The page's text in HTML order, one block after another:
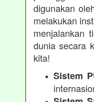
digunakan
melakukan
menjalankan
dunia secara
kita!
Sistem